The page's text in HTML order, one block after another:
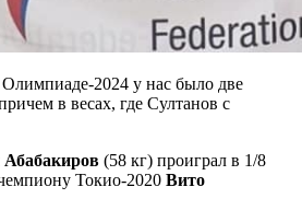
2024 у нас было две
в весах, где Султанов с
(58 кг) проиграл в 1/8
Токио-2020 Вито